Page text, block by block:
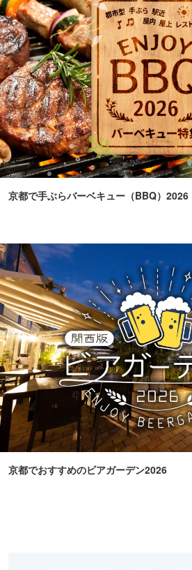
京都で手ぶらバーベキュー（BBQ）2026
京都でおすすめのビアガーデン2026